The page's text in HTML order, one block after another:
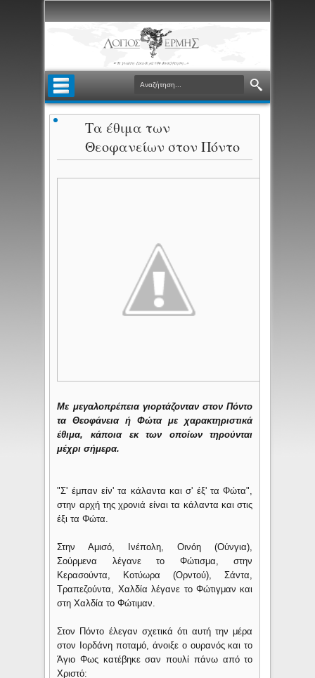
Τα έθιμα των
Θεοφανείων στον Πόντο
Με μεγαλοπρέπεια γιορτάζονταν στον Πόντο
τα Θεοφάνεια ή Φώτα με χαρακτηριστικά
έθιμα, κάποια εκ των οποίων τηρούνται
μέχρι σήμερα.
"Σ' έμπαν είν' τα κάλαντα και σ' έξ' τα Φώτα",
στην αρχή της χρονιά είναι τα κάλαντα και στις
έξι τα Φώτα.
Στην Αμισό, Ινέπολη, Οινόη (Ούνγια),
Σούρμενα λέγανε το Φώτισμα, στην
Κερασούντα, Κοτύωρα (Ορντού), Σάντα,
Τραπεζούντα, Χαλδία λέγανε το Φώτιγμαν και
στη Χαλδία το Φώτιμαν.
Στον Πόντο έλεγαν σχετικά ότι αυτή την μέρα
στον Ιορδάνη ποταμό, άνοιξε ο ουρανός και το
Άγιο Φως κατέβηκε σαν πουλί πάνω από το
Χριστό: